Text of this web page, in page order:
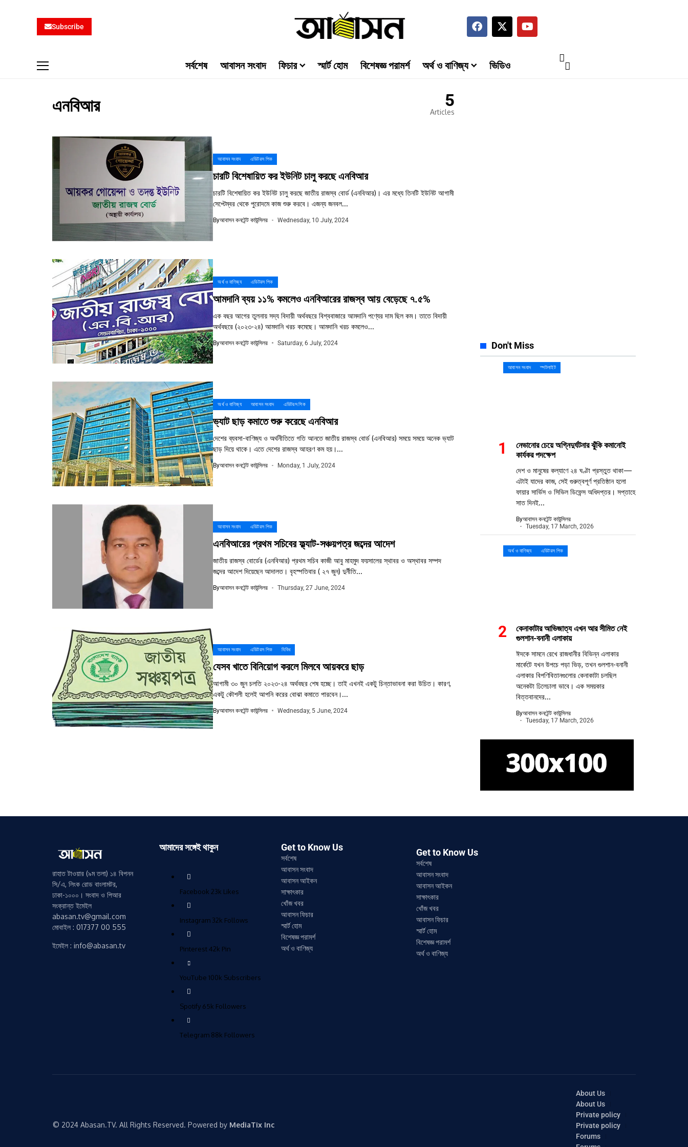
Subscribe
সর্বশেষ আবাসন সংবাদ ফিচার স্মার্ট হোম বিশেষজ্ঞ পরামর্শ অর্থ ও বাণিজ্য ভিডিও
এনবিআর 5
Articles
আবাসন সংবাদ এডিটরস পিক
চারটি বিশেষায়িত কর ইউনিট চালু করছে এনবিআর
চারটি বিশেষায়িত কর ইউনিট চালু করছে জাতীয় রাজস্ব বোর্ড (এনবিআর)। এর মধ্যে তিনটি ইউনিট আগামী
সেপ্টেম্বর থেকে পুরোদমে কাজ শুরু করবে। এজন্য জনবল...
Byআবাসন কনটেন্ট কাউন্সিলর Wednesday, 10 July, 2024
অর্থ ও বাণিজ্য এডিটরস পিক
আমদানি ব্যয় ১১% কমলেও এনবিআরের রাজস্ব আয় বেড়েছে ৭.৫%
এক বছর আগের তুলনায় সদ্য বিদায়ী অর্থবছরে বিশ্ববাজারে আমদানি পণ্যের দাম ছিল কম। তাতে বিদায়ী
অর্থবছরে (২০২৩-২৪) আমদানি খরচ কমেছে। আমদানি খরচ কমলেও...
Byআবাসন কনটেন্ট কাউন্সিলর Saturday, 6 July, 2024
অর্থ ও বাণিজ্য আবাসন সংবাদ এডিটরস পিক
ভ্যাট ছাড় কমাতে শুরু করেছে এনবিআর
দেশের ব্যবসা-বাণিজ্য ও অর্থনীতিতে গতি আনতে জাতীয় রাজস্ব বোর্ড (এনবিআর) সময়ে সময়ে অনেক ভ্যাট
ছাড় দিয়ে থাকে। এতে দেশের রাজস্ব আহরণ কম হয়।...
Byআবাসন কনটেন্ট কাউন্সিলর Monday, 1 July, 2024
আবাসন সংবাদ এডিটরস পিক
এনবিআরের প্রথম সচিবের ফ্ল্যাট-সঞ্চয়পত্র জব্দের আদেশ
জাতীয় রাজস্ব বোর্ডের (এনবিআর) প্রথম সচিব কাজী আবু মাহমুদ ফয়সালের স্থাবর ও অস্থাবর সম্পদ
জব্দের আদেশ দিয়েছেন আদালত। বৃহস্পতিবার ( ২৭ জুন) দুর্নীতি...
Byআবাসন কনটেন্ট কাউন্সিলর Thursday, 27 June, 2024
আবাসন সংবাদ এডিটরস পিক বিবিধ
যেসব খাতে বিনিয়োগ করলে মিলবে আয়করে ছাড়
আগামী ৩০ জুন চলতি ২০২৩-২৪ অর্থবছর শেষ হচ্ছে। তাই এখনই একটু চিন্তাভাবনা করা উচিত। কারণ,
একটু কৌশলী হলেই আপনি করের বোঝা কমাতে পারবেন।...
Byআবাসন কনটেন্ট কাউন্সিলর Wednesday, 5 June, 2024
Don't Miss
আবাসন সংবাদ স্পটলাইট
নেভানোর চেয়ে অগ্নিদুর্ঘটনার ঝুঁকি কমানোই
কার্যকর পদক্ষেপ
দেশ ও মানুষের কল্যাণে ২৪ ঘণ্টা প্রস্তুত থাকা—
এটাই যাদের কাজ, সেই গুরুত্বপূর্ণ প্রতিষ্ঠান হলো
ফায়ার সার্ভিস ও সিভিল ডিফেন্স অধিদপ্তর। সপ্তাহে
সাত দিনই...
Byআবাসন কনটেন্ট কাউন্সিলর
Tuesday, 17 March, 2026
অর্থ ও বাণিজ্য এডিটরস পিক
কেনাকাটার আভিজাত্য এখন আর সীমিত নেই
গুলশান-বনানী এলাকায়
ঈদকে সামনে রেখে রাজধানীর বিভিন্ন এলাকার
মার্কেটে যখন উপচে পড়া ভিড়, তখন গুলশান-বনানী
এলাকার বিপণিবিতানগুলোর কেনাকাটা চলছিল
অনেকটা ঢিলেঢালা ভাবে। এক সময়কার
বিত্তবানদের...
Byআবাসন কনটেন্ট কাউন্সিলর
Tuesday, 17 March, 2026
রাহাত টাওয়ার (৯ম তলা) ১৪ বিপনন
সি/এ, লিংক রোড বাংলামটর,
ঢাকা-১০০০। সংবাদ ও পিআর
সংক্রান্ত ইমেইল
abasan.tv@gmail.com
মোবাইল : 017377 00 555
ইমেইল : info@abasan.tv
আমাদের সঙ্গেই থাকুন
Facebook 23k Likes
Instagram 32k Follows
Pinterest 42k Pin
YouTube 100k Subscribers
Spotify 65k Followers
Telegram 88k Followers
Get to Know Us
সর্বশেষ
আবাসন সংবাদ
আবাসন আইকন
সাক্ষাৎকার
খোঁজ খবর
আবাসন ফিচার
স্মার্ট হোম
বিশেষজ্ঞ পরামর্শ
অর্থ ও বাণিজ্য
Get to Know Us
সর্বশেষ
আবাসন সংবাদ
আবাসন আইকন
সাক্ষাৎকার
খোঁজ খবর
আবাসন ফিচার
স্মার্ট হোম
বিশেষজ্ঞ পরামর্শ
অর্থ ও বাণিজ্য
© 2024 Abasan.TV. All Rights Reserved. Powered by MediaTix Inc
About Us
About Us
Private policy
Private policy
Forums